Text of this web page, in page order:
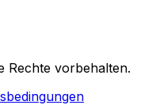
Rechte vorbehalten.